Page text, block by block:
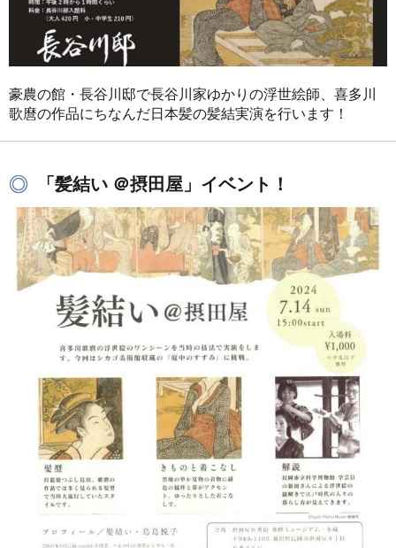
豪農の館・長谷川邸で長谷川家ゆかりの浮世絵師、喜多川
歌麿の作品にちなんだ日本髪の髪結実演を行います！
「髪結い ＠摂田屋」イベント！